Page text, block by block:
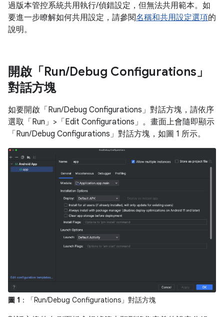
過版本管控系統共用執行/偵錯設定，但無法共用範本。如
要進一步瞭解如何共用設定，請參閱名稱和共用設定選項的
說明。
開啟「Run/Debug Configurations」
對話方塊
如要開啟「Run/Debug Configurations」對話方塊，請依序
選取「Run」 >「Edit Configurations」 。畫面上會隨即顯示
「Run/Debug Configurations」 對話方塊，如圖 1 所示。
圖 1 ：「Run/Debug Configurations」 對話方塊